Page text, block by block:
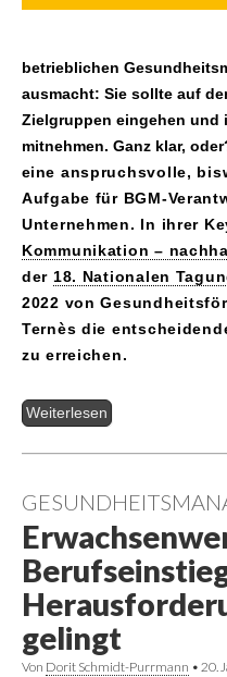
betrieblichen
ausmacht: Sie sollte auf
Zielgruppen eingehen und
mitnehmen. Ganz klar,
eine anspruchsvolle,
Aufgabe für BGM-
Unternehmen. In ihrer
Kommunikation –
der 18. Nationalen
2022 von
Ternès die
zu erreichen.
Weiterlesen
gelingt
Von Dorit Schmidt-Purrmann • 20.